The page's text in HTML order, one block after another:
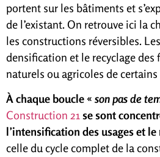
portent sur les bâtiments et
de l’existant. On retrouve ici la
les constructions réversibles.
densification et le recyclage des
naturels ou agricoles de
À chaque boucle « son pas de
Construction 21 se sont
l’intensification des usages et le
celle du cycle complet de la